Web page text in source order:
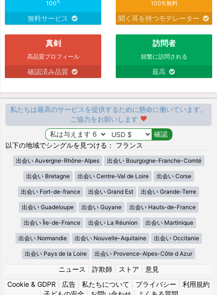
100%
無料サービス
100%無料
聞く耳を持つモデレーター
真剣
高品質プロフィール
確認済み品質
訪問者
頻繁に訪問される
最高
私たちは最高のサービスを提供するために懸命に働いています。
ご協力をお願いします
以下の地域でシングルを見つける： フランス
出会い Auvergne-Rhône-Alpes 出会い Bourgogne-Franche-Comté
出会い Bretagne 出会い Centre-Val de Loire 出会い Corse
出会い Fort-de-france 出会い Grand Est 出会い Grande-Terre
出会い Guadeloupe 出会い Guyane 出会い Hauts-de-France
出会い Île-de-France 出会い La Réunion 出会い Martinique
出会い Normandie 出会い Nouvelle-Aquitaine 出会い Occitanie
出会い Pays de la Loire 出会い Provence-Alpes-Côte d Azur
ニュース 詐欺師 ストア
意見
Cookie & GDPR
広告 私たちについて プライバシー
利用規約